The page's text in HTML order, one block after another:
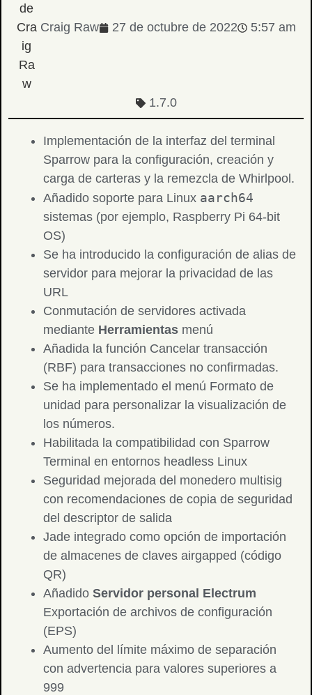
Craig Raw 27 de octubre de 2022 5:57 am
1.7.0
Implementación de la interfaz del terminal
Sparrow para la configuración, creación y
carga de carteras y la remezcla de Whirlpool.
Añadido soporte para Linux aarch64
sistemas (por ejemplo, Raspberry Pi 64-bit
OS)
Se ha introducido la configuración de alias de
servidor para mejorar la privacidad de las
URL
Conmutación de servidores activada
mediante Herramientas menú
Añadida la función Cancelar transacción
(RBF) para transacciones no confirmadas.
Se ha implementado el menú Formato de
unidad para personalizar la visualización de
los números.
Habilitada la compatibilidad con Sparrow
Terminal en entornos headless Linux
Seguridad mejorada del monedero multisig
con recomendaciones de copia de seguridad
del descriptor de salida
Jade integrado como opción de importación
de almacenes de claves airgapped (código
QR)
Añadido Servidor personal Electrum
Exportación de archivos de configuración
(EPS)
Aumento del límite máximo de separación
con advertencia para valores superiores a
999